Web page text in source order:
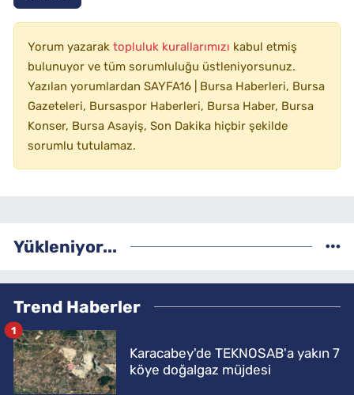
Yorum yazarak topluluk kurallarımızı kabul etmiş
bulunuyor ve tüm sorumluluğu üstleniyorsunuz.
Yazılan yorumlardan SAYFA16 | Bursa Haberleri, Bursa
Gazeteleri, Bursaspor Haberleri, Bursa Haber, Bursa
Konser, Bursa Asayiş, Son Dakika hiçbir şekilde
sorumlu tutulamaz.
Yükleniyor...
Trend Haberler
Karacabey'de TEKNOSAB'a yakın 7
köye doğalgaz müjdesi
1